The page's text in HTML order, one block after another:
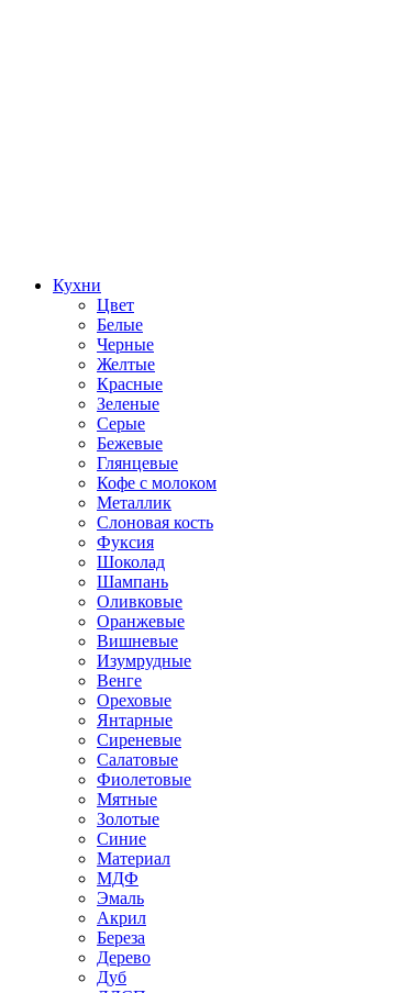
Кухни
Цвет
Белые
Черные
Желтые
Красные
Зеленые
Серые
Бежевые
Глянцевые
Кофе с молоком
Металлик
Слоновая кость
Фуксия
Шоколад
Шампань
Оливковые
Оранжевые
Вишневые
Изумрудные
Венге
Ореховые
Янтарные
Сиреневые
Салатовые
Фиолетовые
Мятные
Золотые
Синие
Материал
МДФ
Эмаль
Акрил
Береза
Дерево
Дуб